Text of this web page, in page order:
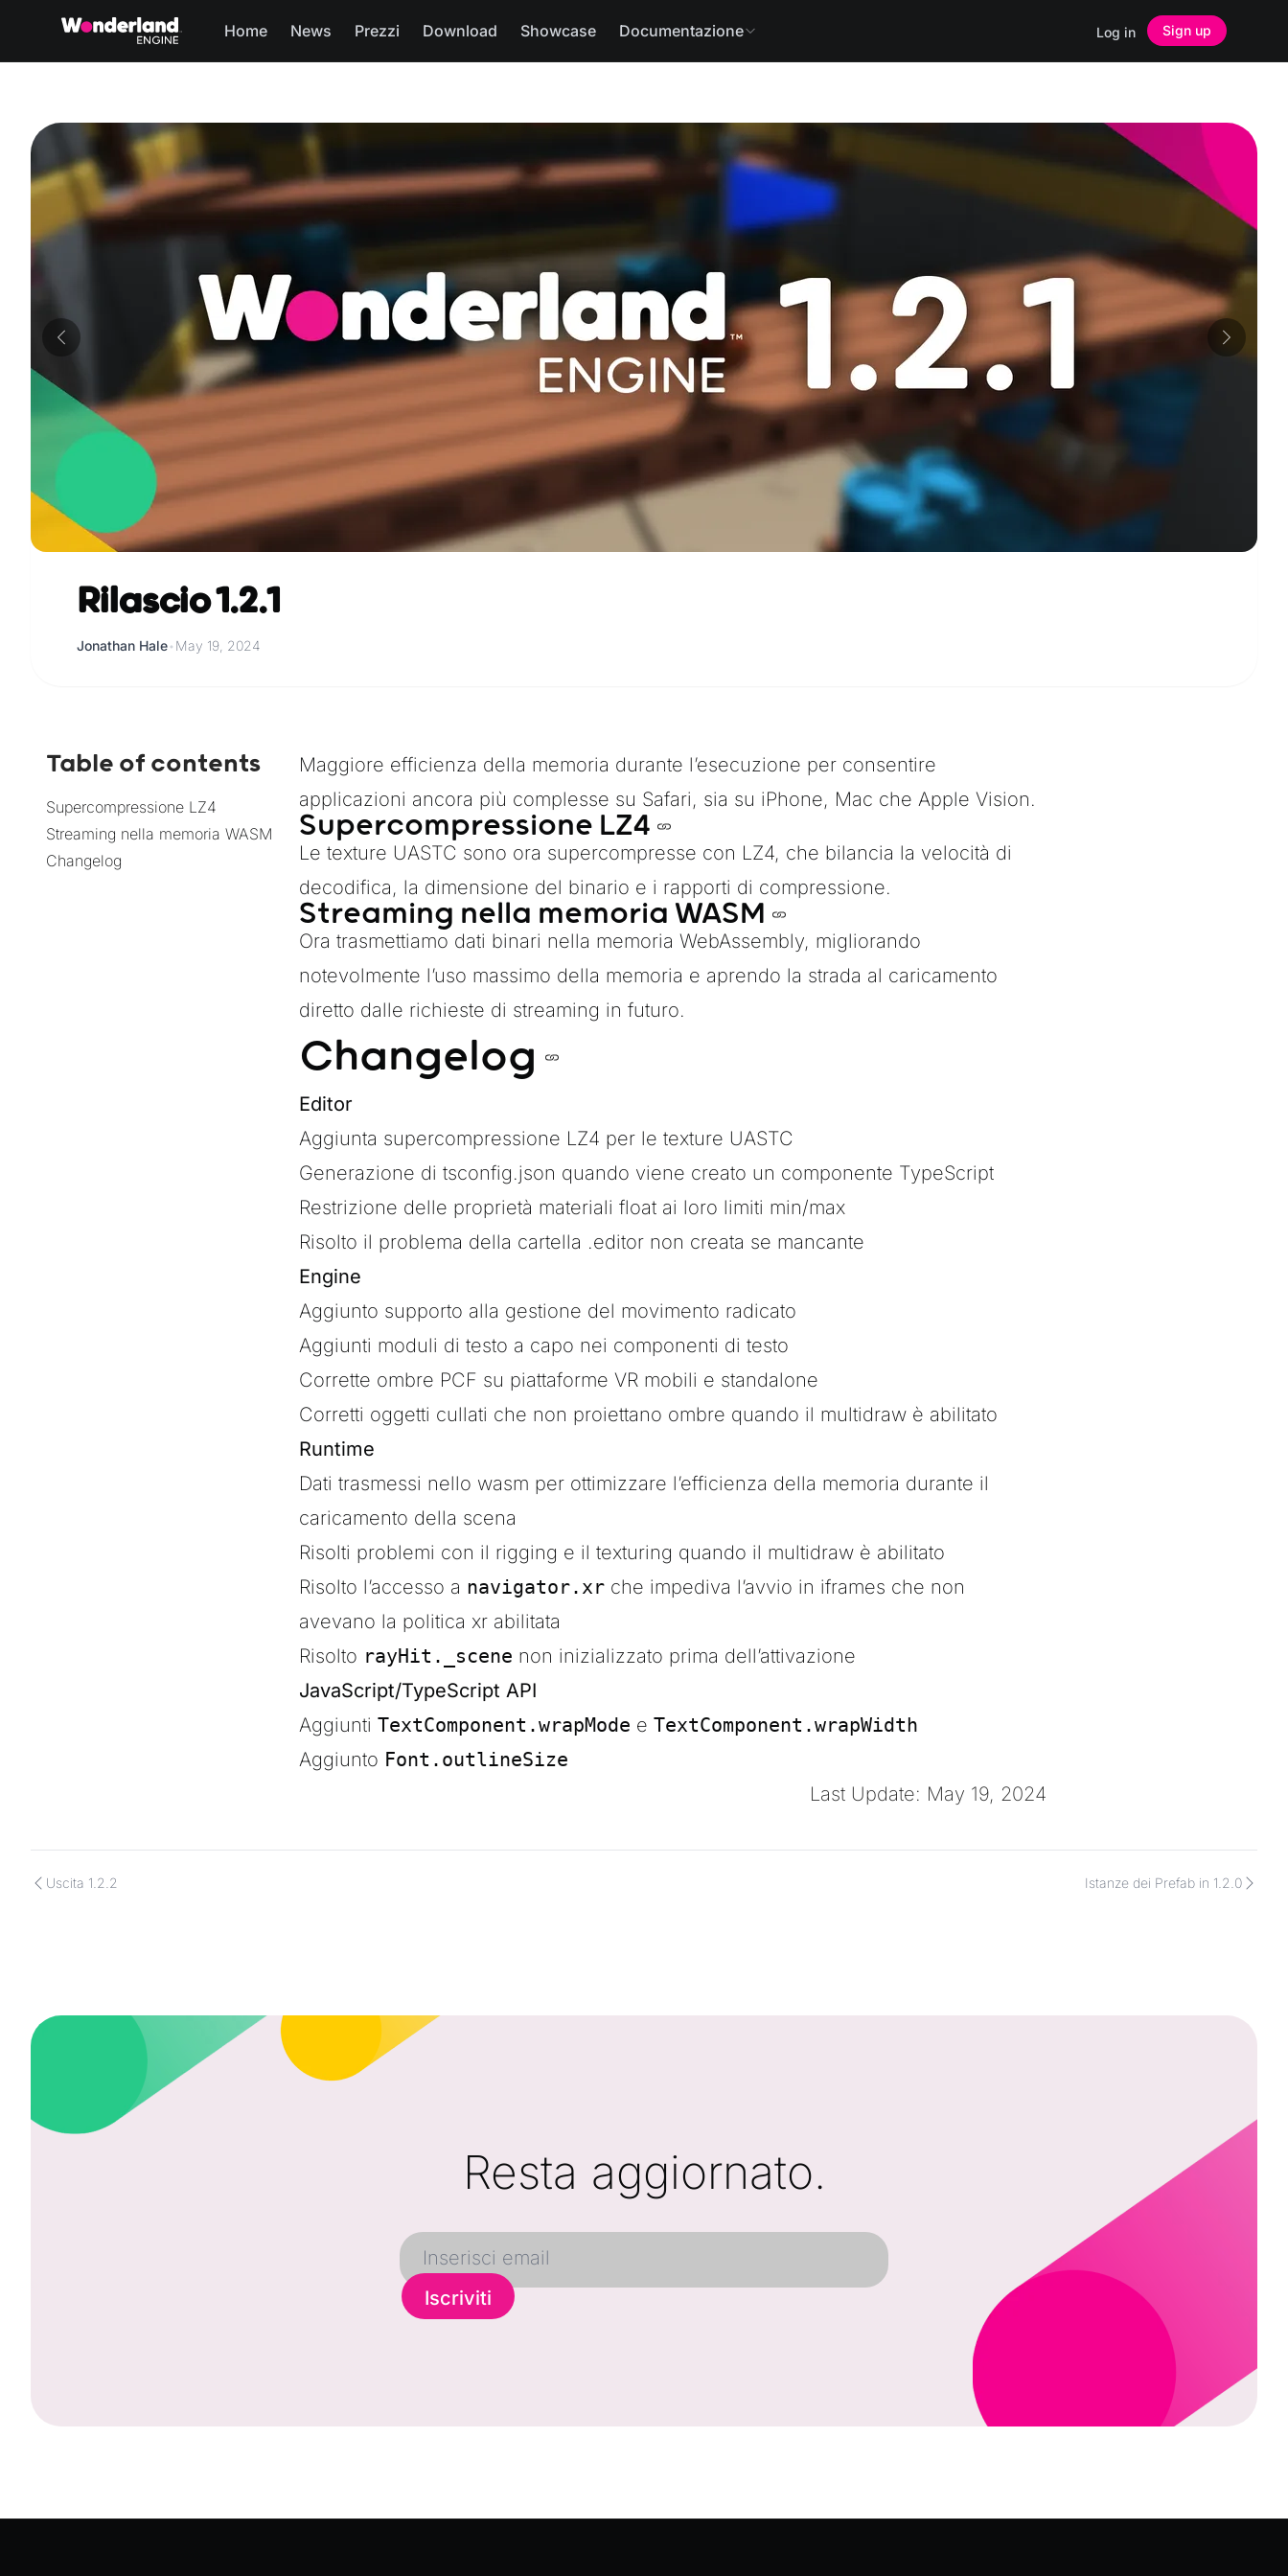
Home News Prezzi Download Showcase Documentazione Log in Sign up
Rilascio 1.2.1
Jonathan Hale• May 19, 2024
Maggiore efficienza della memoria durante l’esecuzione per consentire
applicazioni ancora più complesse su Safari, sia su iPhone, Mac che Apple Vision.
Supercompressione LZ4
Le texture UASTC sono ora supercompresse con LZ4, che bilancia la velocità di
decodifica, la dimensione del binario e i rapporti di compressione.
Streaming nella memoria WASM
Ora trasmettiamo dati binari nella memoria WebAssembly, migliorando
notevolmente l’uso massimo della memoria e aprendo la strada al caricamento
diretto dalle richieste di streaming in futuro.
Changelog
Editor
Aggiunta supercompressione LZ4 per le texture UASTC
Generazione di tsconfig.json quando viene creato un componente TypeScript
Restrizione delle proprietà materiali float ai loro limiti min/max
Risolto il problema della cartella .editor non creata se mancante
Engine
Aggiunto supporto alla gestione del movimento radicato
Aggiunti moduli di testo a capo nei componenti di testo
Corrette ombre PCF su piattaforme VR mobili e standalone
Corretti oggetti cullati che non proiettano ombre quando il multidraw è abilitato
Runtime
Dati trasmessi nello wasm per ottimizzare l’efficienza della memoria durante il
caricamento della scena
Risolti problemi con il rigging e il texturing quando il multidraw è abilitato
Risolto l’accesso a navigator.xr che impediva l’avvio in iframes che non
avevano la politica xr abilitata
Risolto rayHit._scene non inizializzato prima dell’attivazione
JavaScript/TypeScript API
Aggiunti TextComponent.wrapMode e TextComponent.wrapWidth
Aggiunto Font.outlineSize
Last Update: May 19, 2024
Table of contents
Supercompressione LZ4
Streaming nella memoria WASM
Changelog
Uscita 1.2.2 Istanze dei Prefab in 1.2.0
Resta aggiornato.
Iscriviti